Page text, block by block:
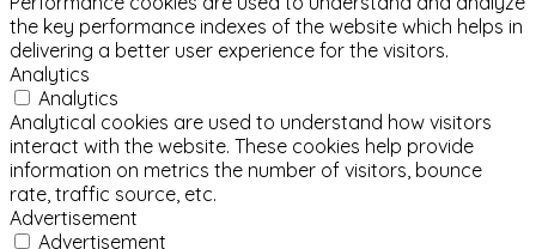
the key performance indexes of the website which helps in
delivering a better user experience for the visitors.
Analytics
Analytics
Analytical cookies are used to understand how visitors
interact with the website. These cookies help provide
information on metrics the number of visitors, bounce
rate, traffic source, etc.
Advertisement
Advertisement